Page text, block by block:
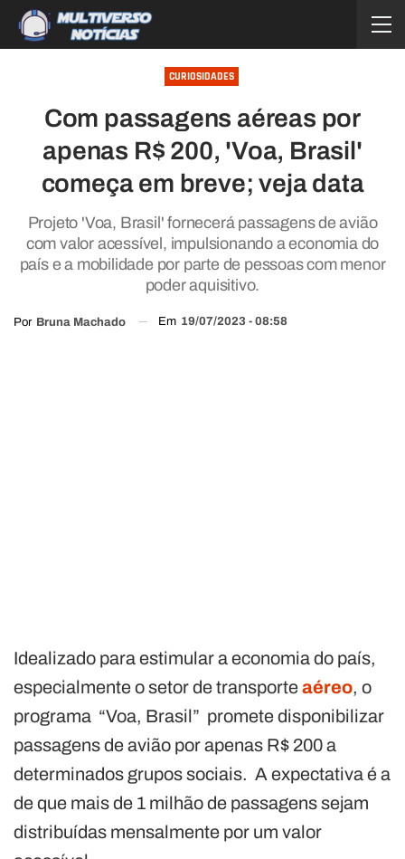
CURIOSIDADES
Com passagens aéreas por
apenas R$ 200, 'Voa, Brasil'
começa em breve; veja data
Projeto 'Voa, Brasil' fornecerá passagens de avião
com valor acessível, impulsionando a economia do
país e a mobilidade por parte de pessoas com menor
poder aquisitivo.
Por Bruna Machado Em 19/07/2023 - 08:58
Idealizado para estimular a economia do país,
especialmente o setor de transporteaéreo, o
programa “Voa, Brasil” promete disponibilizar
passagens de avião por apenas R$ 200 a
determinados grupos sociais. A expectativa é a
de que mais de 1 milhão de passagens sejam
distribuídas mensalmente por um valor